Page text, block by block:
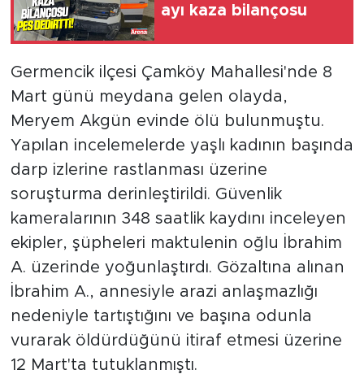
ayı kaza bilançosu
Germencik ilçesi Çamköy Mahallesi'nde 8
Mart günü meydana gelen olayda,
Meryem Akgün evinde ölü bulunmuştu.
Yapılan incelemelerde yaşlı kadının başında
darp izlerine rastlanması üzerine
soruşturma derinleştirildi. Güvenlik
kameralarının 348 saatlik kaydını inceleyen
ekipler, şüpheleri maktulenin oğlu İbrahim
A. üzerinde yoğunlaştırdı. Gözaltına alınan
İbrahim A., annesiyle arazi anlaşmazlığı
nedeniyle tartıştığını ve başına odunla
vurarak öldürdüğünü itiraf etmesi üzerine
12 Mart'ta tutuklanmıştı.